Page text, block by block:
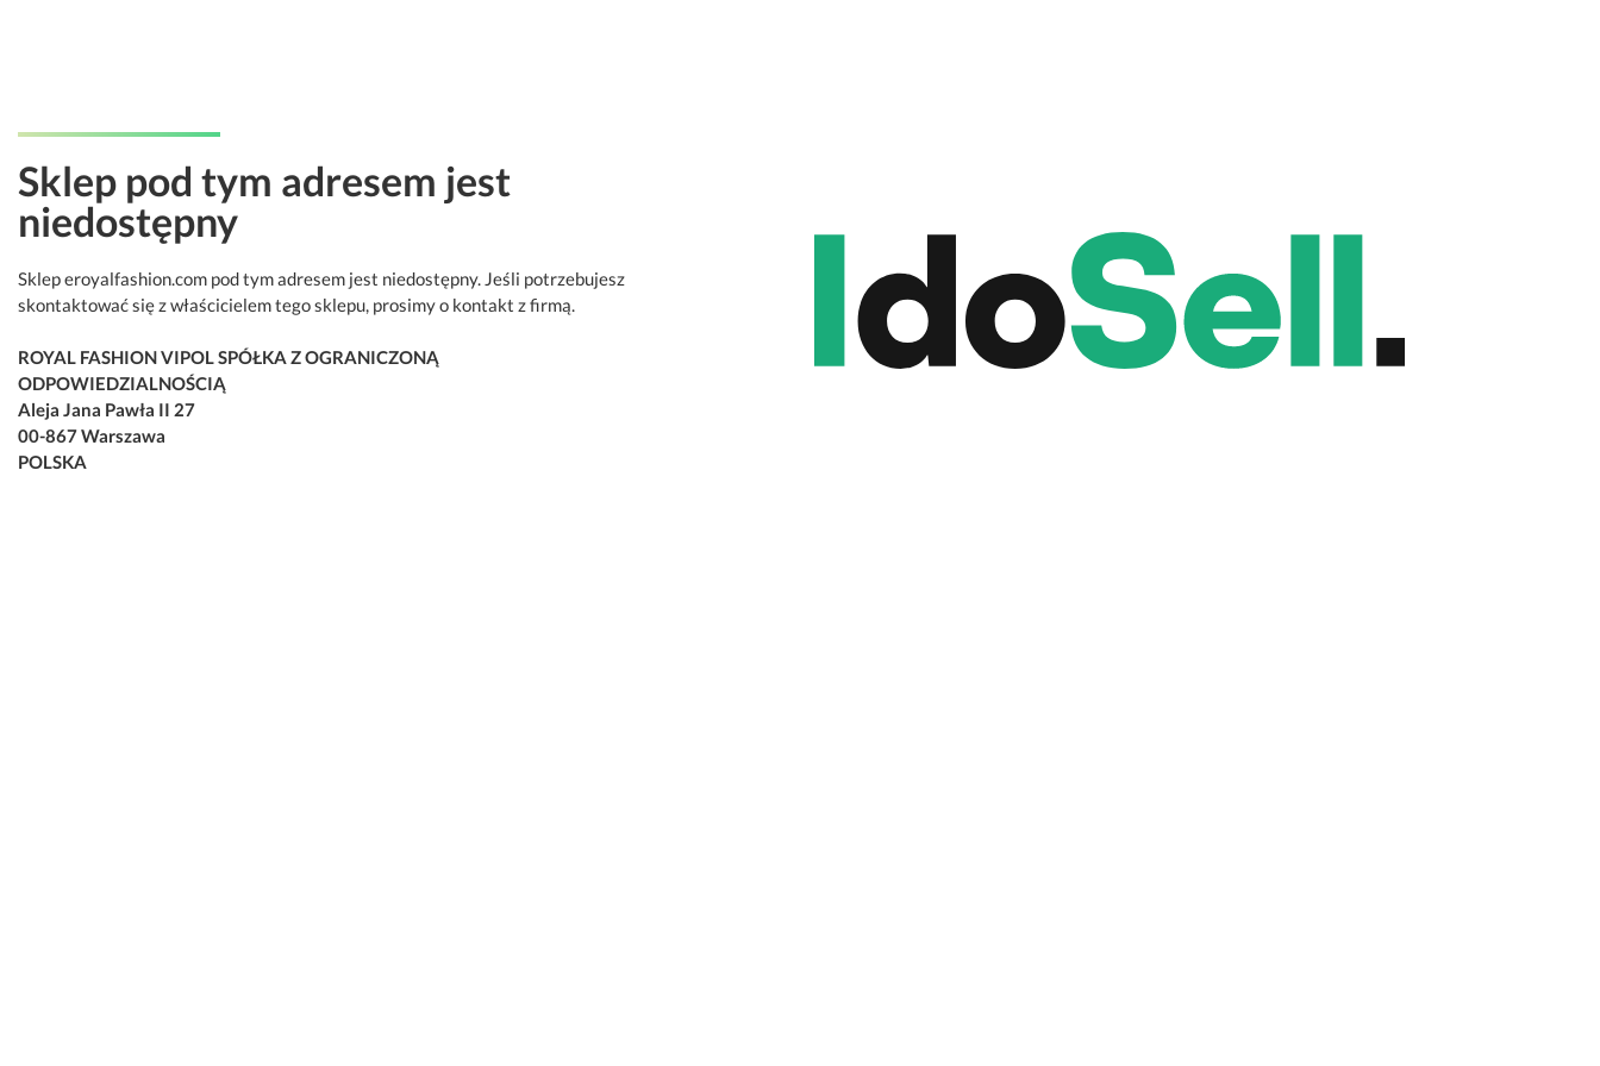
Sklep pod tym adresem jest
niedostępny
Sklep eroyalfashion.com pod tym adresem jest niedostępny. Jeśli potrzebujesz
skontaktować się z właścicielem tego sklepu, prosimy o kontakt z firmą.
ROYAL FASHION VIPOL SPÓŁKA Z OGRANICZONĄ
ODPOWIEDZIALNOŚCIĄ
Aleja Jana Pawła II 27
00-867 Warszawa
POLSKA